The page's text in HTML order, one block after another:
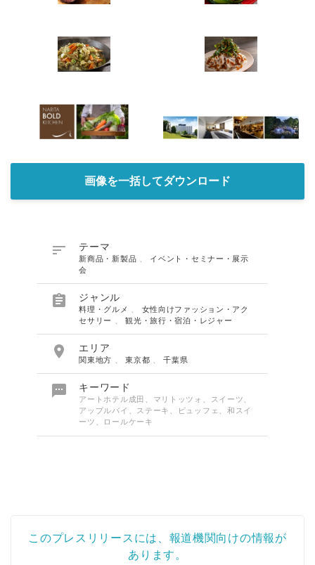
画像を一括してダウンロード
 テーマ
新商品・新製品
イベント・セミナー・展示
会
 ジャンル
料理・グルメ
女性向けファッション・アク
セサリー
、観光・旅行・宿泊・レジャー
 エリア
関東地方 、東京都 、千葉県
 キーワード
アートホテル成田、マリトッツォ、スイーツ、
アップルバイ、ステーキ、ビュッフェ、和スイ
ーツ、ロールケーキ
このプレスリリースには、報道機関向けの情報が
あります。